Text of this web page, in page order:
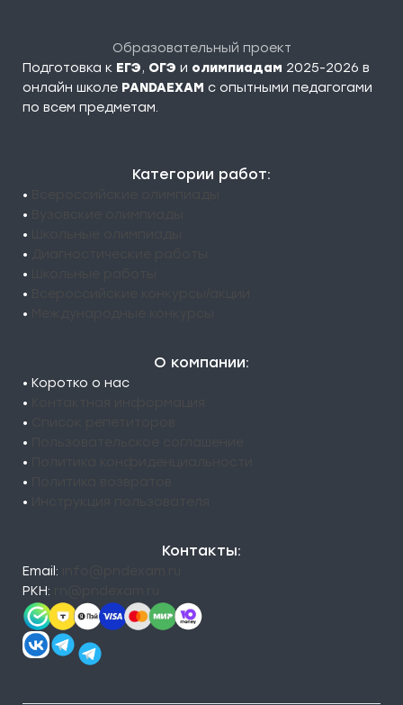
Образовательный проект
Подготовка к ЕГЭ, ОГЭ и олимпиадам 2025-2026 в
онлайн школе PANDAEXAM c опытными педагогами
по всем предметам.
Категории работ:
•
•
•
•
•
•
•
О компании:
• Коротко о нас
•
•
•
•
•
•
Контакты:
Email:
РКН: